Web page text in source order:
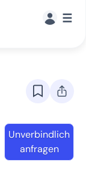
☰
Unverbindlich
anfragen